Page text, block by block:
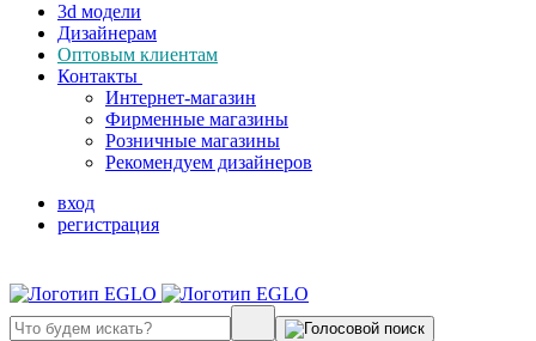
3d модели
Дизайнерам
Оптовым клиентам
Контакты
Интернет-магазин
Фирменные магазины
Розничные магазины
Рекомендуем дизайнеров
вход
регистрация